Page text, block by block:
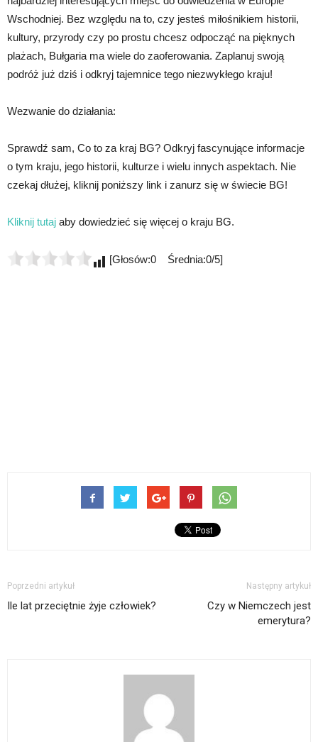
Wschodniej. Bez względu na to, czy jesteś miłośnikiem historii,
kultury, przyrody czy po prostu chcesz odpocząć na pięknych
plażach, Bułgaria ma wiele do zaoferowania. Zaplanuj swoją
podróż już dziś i odkryj tajemnice tego niezwykłego kraju!
Wezwanie do działania:
Sprawdź sam, Co to za kraj BG? Odkryj fascynujące informacje
o tym kraju, jego historii, kulturze i wielu innych aspektach. Nie
czekaj dłużej, kliknij poniższy link i zanurz się w świecie BG!
Kliknij tutaj aby dowiedzieć się więcej o kraju BG.
[Głosów:0 Średnia:0/5]
Poprzedni artykuł
Ile lat przeciętnie żyje człowiek?
Następny artykuł
Czy w Niemczech jest
emerytura?